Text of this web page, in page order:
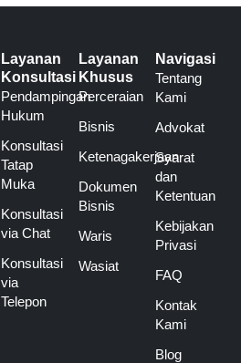
Layanan
Konsultasi
Pendampingan
Hukum
Konsultasi
Tatap
Muka
Konsultasi
via Chat
Konsultasi
via
Telepon
Layanan
Khusus
Perceraian
Bisnis
Ketenagakerjaan
Dokumen
Bisnis
Waris
Wasiat
Navigasi
Tentang
Kami
Advokat
Syarat
dan
Ketentuan
Kebijakan
Privasi
FAQ
Kontak
Kami
Blog